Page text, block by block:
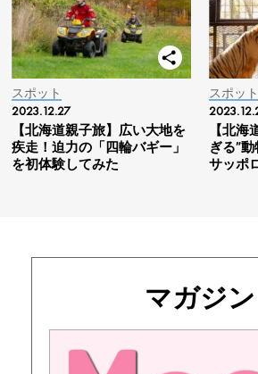
スポット
2023.12.27
【北海道親子旅】広い大地を
疾走！迫力の「四輪バギー」
を初体験してみた
スポット
【北
ぎる”
サッポ
マガジン